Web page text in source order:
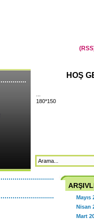
HOŞ
180*150
Mayıs
Nisan
Mart